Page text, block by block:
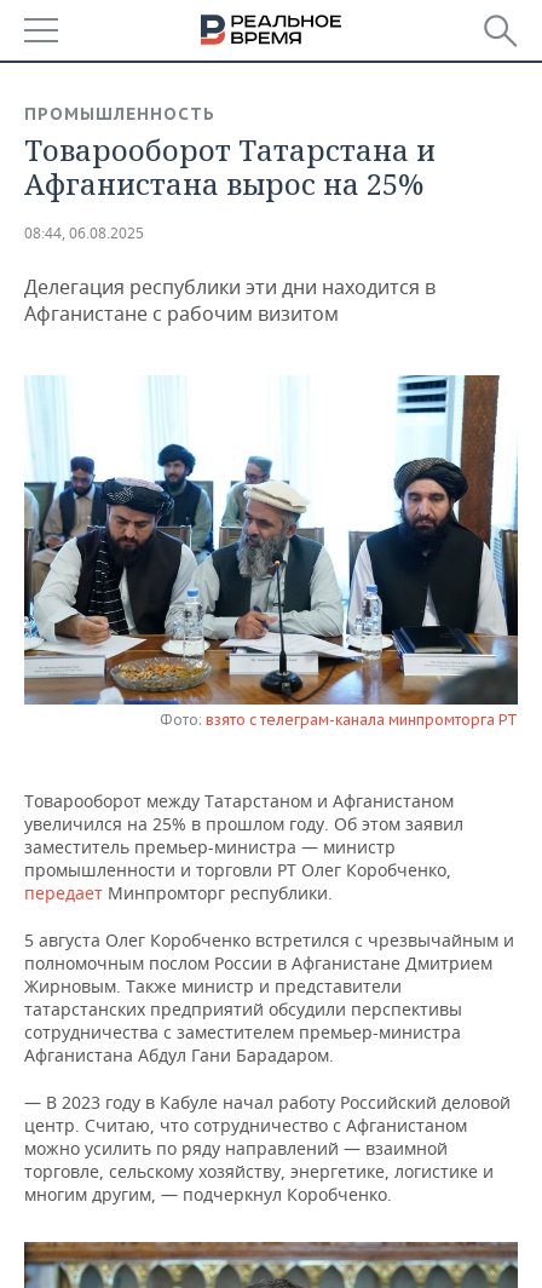
БАШКОРТОСТАН
ТАТАРСТАН
НОВОСТИ
АНАЛИТИКА
ДЕКЛАРАЦИИ О ДОХОДАХ
КОМУ ПРИНАДЛЕЖАТ
ТОРГОВЫЕ ЦЕНТРЫ
ТАТАРСТАНА
НОВОСТИ ЭКОНОМИКИ
БЮДЖЕТ
ИНВЕСТИЦИИ
ПРОМЫШЛЕННОСТЬ
ПРОМЫШЛЕННОСТИ
МАШИНОСТРОЕНИЕ
НЕФТЕХИМИЯ
НЕФТЬ
ОПК
НОВОСТИ АВТО
БИЗНЕС
НОВОСТИ БИЗНЕСА
РОЗНИЧНАЯ ТОРГОВЛЯ
ТРАНСПОРТ
УСЛУГИ
ТЕХНОЛОГИИ
НОВОСТИ ТЕХНОЛОГИЙ
IT
МЕДИА
МЕРОПРИЯТИЯ
НОВОСТИ МЕРОПРИЯТИЙ
ВЫЕЗДНАЯ РЕДАКЦИЯ
ONLINE-КОНФЕРЕНЦИИ
ОТКРЫТАЯ ЛЕКЦИЯ
СПОРТ
НОВОСТИ СПОРТА
ХОККЕЙ
БАСКЕТБОЛ
КИБЕРСПОРТ
ФИГУРНОЕ КАТАНИЕ
ХОККЕЙ С МЯЧОМ
ОБЩЕСТВО
ВЛАСТЬ
ИНФРАСТРУКТУРА
КУЛЬТУРА
МЕДИЦИНА
ПРОИСШЕСТВИЯ
СЮЖЕТЫ
СПРАВОЧНИК
СПИСОК КОМПАНИЙ
ПРОМЫШЛЕННОСТЬ
Товарооборот Татарстана и
Афганистана вырос на 25%
08:44, 06.08.2025
Делегация республики эти дни находится в
Афганистане с рабочим визитом
Фото: взято с телеграм-канала минпромторга РТ
Товарооборот между Татарстаном и Афганистаном
увеличился на 25% в прошлом году. Об этом заявил
заместитель премьер-министра — министр
промышленности и торговли РТ Олег Коробченко,
передает Минпромторг республики.
5 августа Олег Коробченко встретился с чрезвычайным и
полномочным послом России в Афганистане Дмитрием
Жирновым. Также министр и представители
татарстанских предприятий обсудили перспективы
сотрудничества с заместителем премьер-министра
Афганистана Абдул Гани Барадаром.
— В 2023 году в Кабуле начал работу Российский деловой
центр. Считаю, что сотрудничество с Афганистаном
можно усилить по ряду направлений — взаимной
торговле, сельскому хозяйству, энергетике, логистике и
многим другим, — подчеркнул Коробченко.